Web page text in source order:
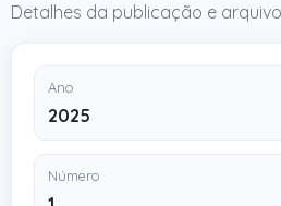
Detalhes da publicação e
Ano
2025
Número